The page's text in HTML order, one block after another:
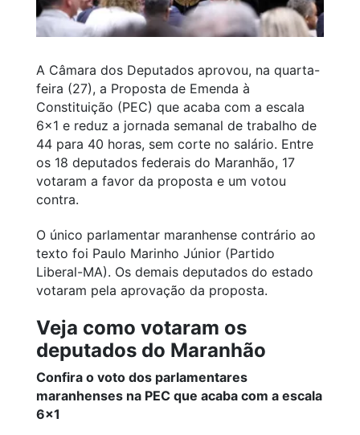
A Câmara dos Deputados aprovou, na quarta-
feira (27), a Proposta de Emenda à
Constituição (PEC) que acaba com a escala
6×1 e reduz a jornada semanal de trabalho de
44 para 40 horas, sem corte no salário. Entre
os 18 deputados federais do Maranhão, 17
votaram a favor da proposta e um votou
contra.
O único parlamentar maranhense contrário ao
texto foi Paulo Marinho Júnior (Partido
Liberal-MA). Os demais deputados do estado
votaram pela aprovação da proposta.
Veja como votaram os
deputados do Maranhão
Confira o voto dos parlamentares
maranhenses na PEC que acaba com a escala
6×1